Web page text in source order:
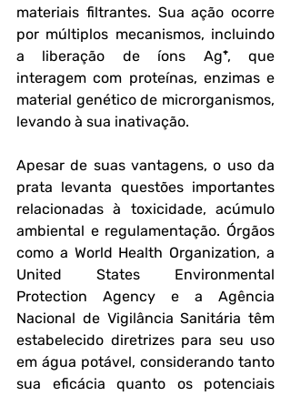
materiais filtrantes. Sua ação ocorre
por múltiplos mecanismos, incluindo
a liberação de íons Ag⁺, que
interagem com proteínas, enzimas e
material genético de microrganismos,
levando à sua inativação.
Apesar de suas vantagens, o uso da
prata levanta questões importantes
relacionadas à toxicidade, acúmulo
ambiental e regulamentação. Órgãos
como a World Health Organization, a
United States Environmental
Protection Agency e a Agência
Nacional de Vigilância Sanitária têm
estabelecido diretrizes para seu uso
em água potável, considerando tanto
sua eficácia quanto os potenciais